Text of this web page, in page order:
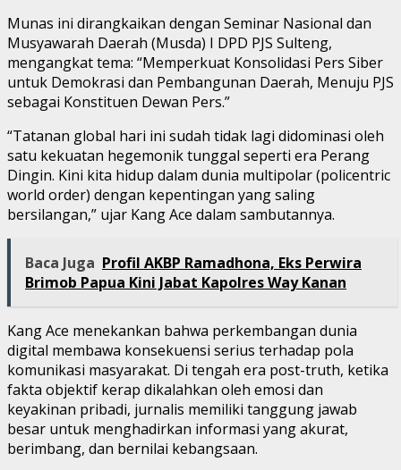
Munas ini dirangkaikan dengan Seminar Nasional dan
Musyawarah Daerah (Musda) I DPD PJS Sulteng,
mengangkat tema: “Memperkuat Konsolidasi Pers Siber
untuk Demokrasi dan Pembangunan Daerah, Menuju PJS
sebagai Konstituen Dewan Pers.”
“Tatanan global hari ini sudah tidak lagi didominasi oleh
satu kekuatan hegemonik tunggal seperti era Perang
Dingin. Kini kita hidup dalam dunia multipolar (policentric
world order) dengan kepentingan yang saling
bersilangan,” ujar Kang Ace dalam sambutannya.
Baca Juga Profil AKBP Ramadhona, Eks Perwira
Brimob Papua Kini Jabat Kapolres Way Kanan
Kang Ace menekankan bahwa perkembangan dunia
digital membawa konsekuensi serius terhadap pola
komunikasi masyarakat. Di tengah era post-truth, ketika
fakta objektif kerap dikalahkan oleh emosi dan
keyakinan pribadi, jurnalis memiliki tanggung jawab
besar untuk menghadirkan informasi yang akurat,
berimbang, dan bernilai kebangsaan.